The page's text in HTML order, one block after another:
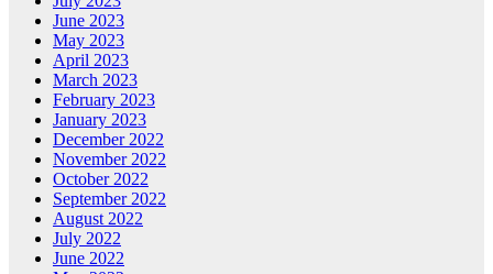
June 2023
May 2023
April 2023
March 2023
February 2023
January 2023
December 2022
November 2022
October 2022
September 2022
August 2022
July 2022
June 2022